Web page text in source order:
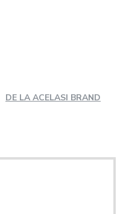
DE LA ACELASI BRAND